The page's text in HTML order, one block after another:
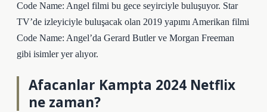
Code Name: Angel filmi bu gece seyirciyle buluşuyor. Star
TV’de izleyiciyle buluşacak olan 2019 yapımı Amerikan filmi
Code Name: Angel’da Gerard Butler ve Morgan Freeman
gibi isimler yer alıyor.
Afacanlar Kampta 2024 Netflix
ne zaman?